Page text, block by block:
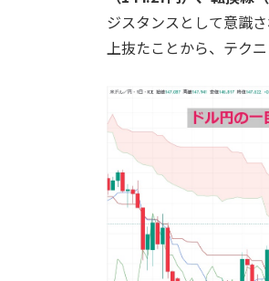
ジスタンスとして意識
上抜たことから、テク